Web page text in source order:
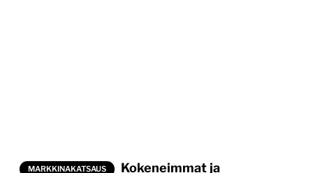
MARKKINAKATSAUS
Kokeneimmat ja